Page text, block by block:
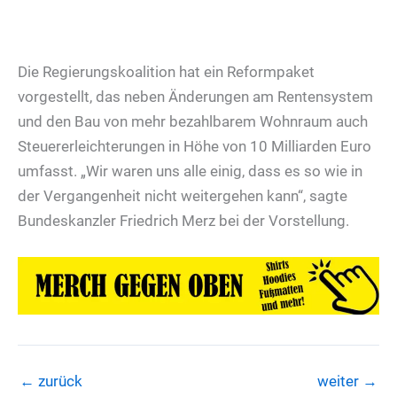
Die Regierungskoalition hat ein Reformpaket
vorgestellt, das neben Änderungen am Rentensystem
und den Bau von mehr bezahlbarem Wohnraum auch
Steuererleichterungen in Höhe von 10 Milliarden Euro
umfasst. „Wir waren uns alle einig, dass es so wie in
der Vergangenheit nicht weitergehen kann“, sagte
Bundeskanzler Friedrich Merz bei der Vorstellung.
← zurück weiter →